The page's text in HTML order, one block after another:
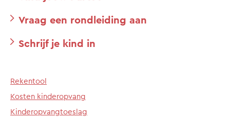
Vraag een rondleiding aan
Schrijf je kind in
Rekentool
Kosten kinderopvang
Kinderopvangtoeslag